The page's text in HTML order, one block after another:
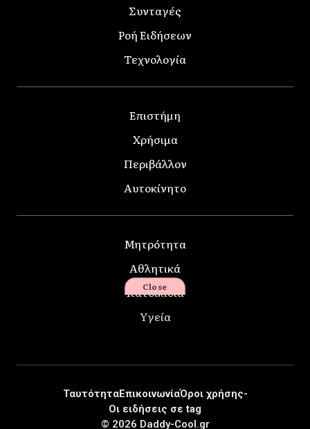
Συνταγές
Ροή Ειδήσεων
Τεχνολογία
Επιστήμη
Χρήσιμα
Περιβάλλον
Αυτοκίνητο
Μητρότητα
Αθλητικά
Κατοικίδια
Υγεία
© 2026 Daddy-Cool.gr
ΤαυτότηταΕπικοινωνίαΌροι χρήσης-
Οι ειδήσεις σε tag
Close